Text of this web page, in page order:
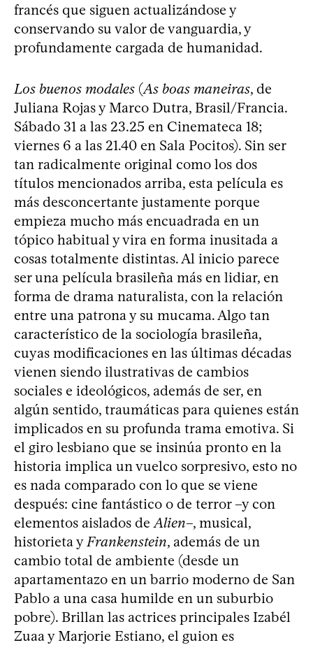
francés que siguen actualizándose y
conservando su valor de vanguardia, y
profundamente cargada de humanidad.
Los buenos modales (As boas maneiras, de
Juliana Rojas y Marco Dutra, Brasil/Francia.
Sábado 31 a las 23.25 en Cinemateca 18;
viernes 6 a las 21.40 en Sala Pocitos). Sin ser
tan radicalmente original como los dos
títulos mencionados arriba, esta película es
más desconcertante justamente porque
empieza mucho más encuadrada en un
tópico habitual y vira en forma inusitada a
cosas totalmente distintas. Al inicio parece
ser una película brasileña más en lidiar, en
forma de drama naturalista, con la relación
entre una patrona y su mucama. Algo tan
característico de la sociología brasileña,
cuyas modificaciones en las últimas décadas
vienen siendo ilustrativas de cambios
sociales e ideológicos, además de ser, en
algún sentido, traumáticas para quienes están
implicados en su profunda trama emotiva. Si
el giro lesbiano que se insinúa pronto en la
historia implica un vuelco sorpresivo, esto no
es nada comparado con lo que se viene
después: cine fantástico o de terror –y con
elementos aislados de Alien–, musical,
historieta y Frankenstein, además de un
cambio total de ambiente (desde un
apartamentazo en un barrio moderno de San
Pablo a una casa humilde en un suburbio
pobre). Brillan las actrices principales Izabél
Zuaa y Marjorie Estiano, el guion es